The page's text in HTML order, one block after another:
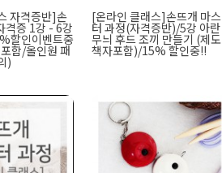
자격증반]손
격증 1강 - 6강
할인이벤트중
함/올인원 패
)
[온라인 클래스]손뜨개 마스
터 과정(자격증반)/5강 아란
무늬 후드 조끼 만들기 (제도
책자포함)/15% 할인중!!